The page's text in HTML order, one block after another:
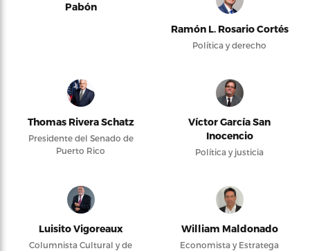
Pabón
Ramón L. Rosario Cortés
Política y derecho
Thomas Rivera Schatz
Presidente del Senado de
Puerto Rico
Víctor García San
Inocencio
Política y justicia
Luisito Vigoreaux
Columnista Cultural y de
William Maldonado
Economista y Estratega